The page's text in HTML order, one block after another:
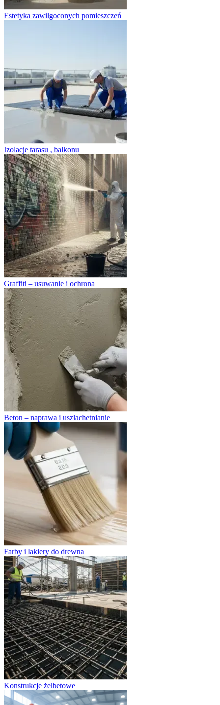
Estetyka zawilgoconych pomieszczeń
Izolacje tarasu , balkonu
Graffiti – usuwanie i ochrona
Beton – naprawa i uszlachetnianie
Farby i lakiery do drewna
Konstrukcje żelbetowe